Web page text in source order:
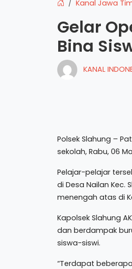
Kanal Jawa
Gelar
Bina
KANAL
Polsek Slahung –
sekolah, Rabu, 06
Pelajar-pelajar
di Desa Nailan Kec.
menengah atas di
Kapolsek Slahung
dan berdampak
siswa-siswi.
“Terdapat